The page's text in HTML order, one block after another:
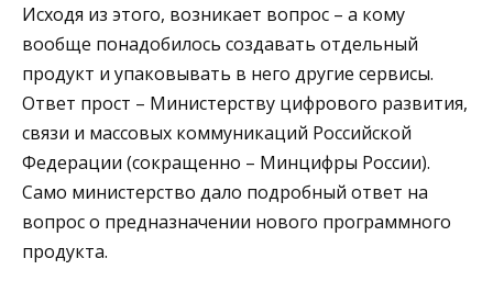
Исходя из этого, возникает вопрос – а кому
вообще понадобилось создавать отдельный
продукт и упаковывать в него другие сервисы.
Ответ прост – Министерству цифрового развития,
связи и массовых коммуникаций Российской
Федерации (сокращенно – Минцифры России).
Само министерство дало подробный ответ на
вопрос о предназначении нового программного
продукта.